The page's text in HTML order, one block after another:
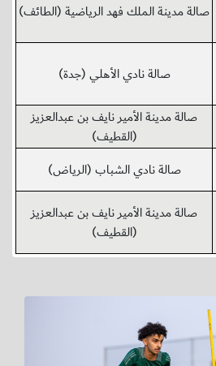
صالة مدينة الملك فهد الرياضية (الطائف)
صالة نادي الأهلي (جدة)
صالة مدينة الأمير نايف بن عبدالعزيز
(القطيف)
صالة نادي الشباب (الرياض)
صالة مدينة الأمير نايف بن عبدالعزيز
(القطيف)